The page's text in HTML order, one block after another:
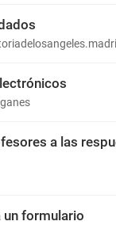
a las
un formulario